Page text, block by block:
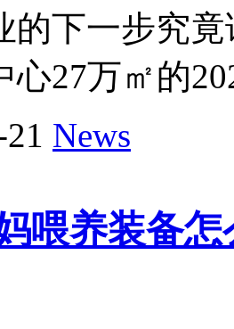
的下一步究
心27万㎡的
News
喂养装备